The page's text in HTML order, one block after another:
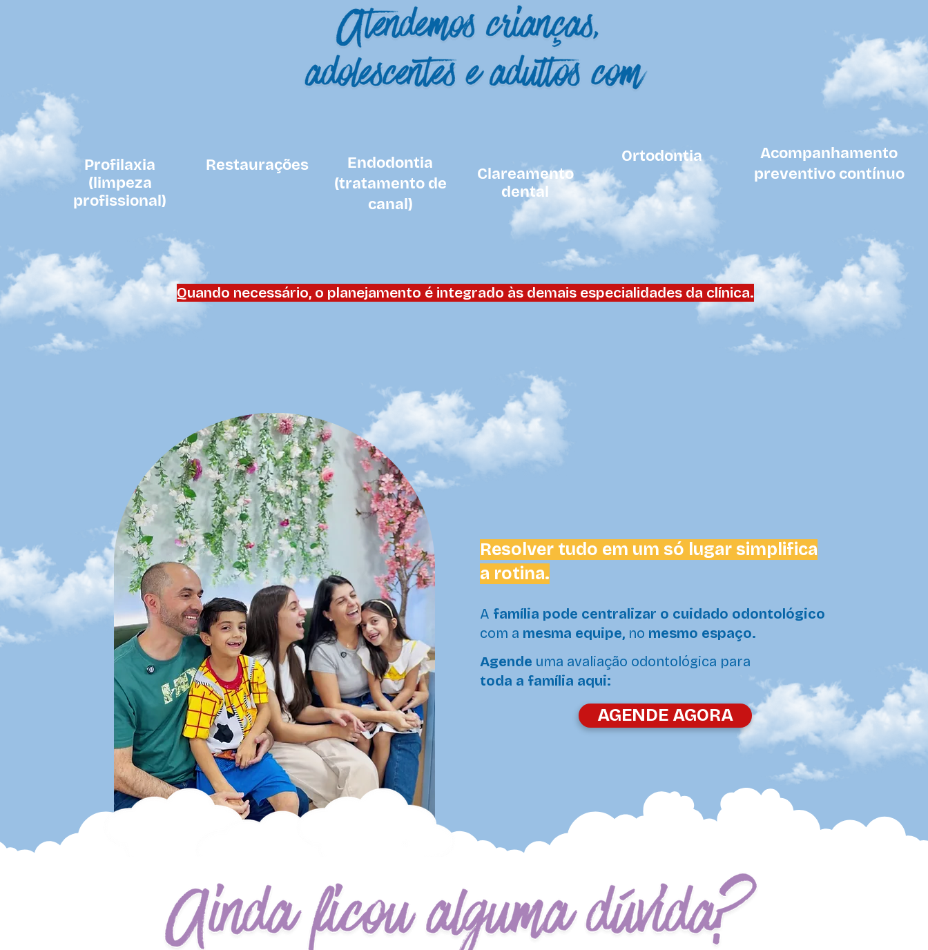
Profilaxia
(limpeza
profissional)
Restaurações
Endodontia
(tratamento de
canal)
Clareamento
dental
Ortodontia
Acompanhamento
preventivo contínuo
Quando necessário, o planejamento é integrado às demais especialidades da clínica.
AGENDE AGORA
Resolver tudo em um só lugar simplifica
a rotina.
A família pode centralizar o cuidado odontológico
com a mesma equipe, no mesmo espaço.
Agende uma avaliação odontológica para
toda a família aqui: